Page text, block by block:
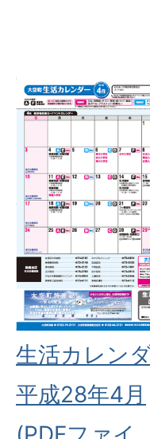
生活カレン
平成28年4月